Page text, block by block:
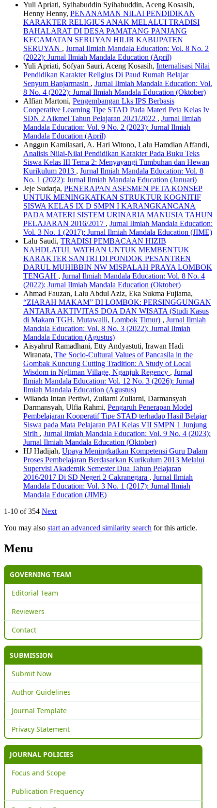
Yuli Apriati, Syihabuddin Syihabuddin, Aceng Kosasih,
Henny Henny, PENANAMAN NILAI PENDIDIKAN
KARAKTER RELIGIUS ANAK MELALUI TRADISI
BAHALARAT DI DESA PAMATANG PANJANG
KECAMATAN SERUYAN HILIR KABUPATEN
SERUYAN , Jurnal Ilmiah Mandala Education: Vol. 8 No. 2
(2022): Jurnal Ilmiah Mandala Education (April)
Yuli Apriati, Sofyan Sauri, Aceng Kosasih, Internalisasi Nilai
Pendidikan Karakter Religius Di Paud Rumah Belajar
Senyum Banjarmasin , Jurnal Ilmiah Mandala Education: Vol.
8 No. 4 (2022): Jurnal Ilmiah Mandala Education (Oktober)
Alfian Martoni, Pengembangan Lks IPS Berbasis
Cooperative Learning Tipe STAD Pada Materi Peta Kelas Iv
SDN 2 Aikmel Tahun Pelajaran 2021/2022 , Jurnal Ilmiah
Mandala Education: Vol. 9 No. 2 (2023): Jurnal Ilmiah
Mandala Education (April)
Anggun Kamilasari, A. Hari Witono, Lalu Hamdian Affandi,
Analisis Nilai-Nilai Pendidikan Karakter Pada Buku Teks
Siswa Kelas III Tema 2: Menyayangi Tumbuhan dan Hewan
Kurikulum 2013 , Jurnal Ilmiah Mandala Education: Vol. 8
No. 1 (2022): Jurnal Ilmiah Mandala Education (Januari)
Jeje Sudarja, PENERAPAN ASESMEN PETA KONSEP
UNTUK MENINGKATKAN STRUKTUR KOGNITIF
SISWA KELAS IX D SMPN I KARANGKANCANA
PADA MATERI SISTEM URINARIA MANUSIA TAHUN
PELAJARAN 2016/2017 , Jurnal Ilmiah Mandala Education:
Vol. 3 No. 1 (2017): Jurnal Ilmiah Mandala Education (JIME)
Lalu Saudi, TRADISI PEMBACAAN HIZIB
NAHDLATUL WATHAN UNTUK MEMBENTUK
KARAKTER SANTRI DI PONDOK PESANTREN
DARUL MUHIBBIN NW MISPALAH PRAYA LOMBOK
TENGAH , Jurnal Ilmiah Mandala Education: Vol. 8 No. 4
(2022): Jurnal Ilmiah Mandala Education (Oktober)
Ahmad Fauzan, Lalu Abdul Aziz, Eka Sukma Fujiama,
“ZIARAH MAKAM” DI LOMBOK: PERSINGGUNGAN
ANTARA AKTIVITAS DOA DAN WISATA (Studi Kasus
di Makam TGH. Mutawalli, Lombok Timur) , Jurnal Ilmiah
Mandala Education: Vol. 8 No. 3 (2022): Jurnal Ilmiah
Mandala Education (Agustus)
Aisyahrul Ramadhani, Etty Andyastuti, Irawan Hadi
Wiranata, The Socio-Cultural Values ​​of Pancasila in the
Gombak Kuncung Cutting Tradition: A Study of Local
Wisdom in Ngliman Village, Nganjuk Regency , Jurnal
Ilmiah Mandala Education: Vol. 12 No. 3 (2026): Jurnal
Ilmiah Mandala Education (Agustus)
Wilanda Intan Pertiwi, Zuliarni Zuliarni, Darmansyah
Darmansyah, Ulfia Rahmi, Pengaruh Penerapan Model
Pembelajaran Kooperatif Tipe STAD terhadap Hasil Belajar
Siswa pada Mata Pelajaran PAI Kelas VII SMPN 1 Junjung
Sirih , Jurnal Ilmiah Mandala Education: Vol. 9 No. 4 (2023):
Jurnal Ilmiah Mandala Education (Oktober)
HJ Hadijah, Upaya Meningkatkan Kompetensi Guru Dalam
Proses Pembelajaran Berdasarkan Kurikulum 2013 Melalui
Supervisi Akademik Semester Dua Tahun Pelajaran
2016/2017 Di SD Negeri 2 Cakranegara , Jurnal Ilmiah
Mandala Education: Vol. 3 No. 1 (2017): Jurnal Ilmiah
Mandala Education (JIME)
1-10 of 354 Next
You may also start an advanced similarity search for this article.
Menu
GOVERNING TEAM
Editorial Team
Reviewers
Contact
SUBMISSION
Submit Now
Author Guidelines
Journal Template
Privacy Statement
JOURNAL POLICIES
Focus and Scope
Publication Frequency